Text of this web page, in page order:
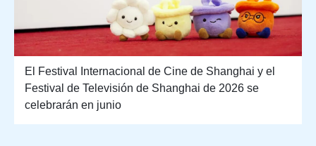
El Festival Internacional de Cine de Shanghai y el
Festival de Televisión de Shanghai de 2026 se
celebrarán en junio